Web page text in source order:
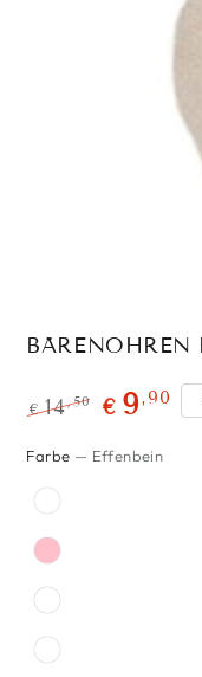
BÄRENOHREN
Preis
€14,50 € 9,90
Farbe — Effenbein